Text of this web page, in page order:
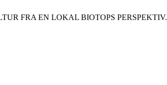
FRA EN LOKAL BIOTOPS PERSPEKTIV.